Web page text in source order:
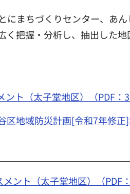
にまちづくりセンター、あ
く把握・分析し、抽出した
ト（太子堂地区）（PDF：
区地域防災計画[令和7年修正
ント（太子堂地区）（PDF：